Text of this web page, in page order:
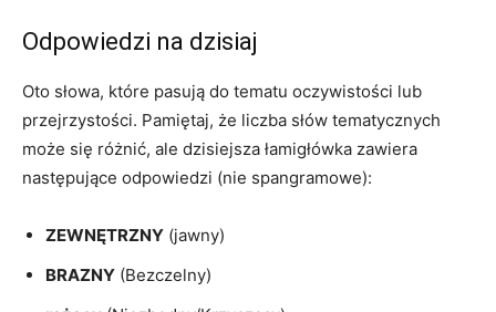
Odpowiedzi na dzisiaj
Oto słowa, które pasują do tematu oczywistości lub
przejrzystości. Pamiętaj, że liczba słów tematycznych
może się różnić, ale dzisiejsza łamigłówka zawiera
następujące odpowiedzi (nie spangramowe):
ZEWNĘTRZNY (jawny)
BRAZNY (Bezczelny)